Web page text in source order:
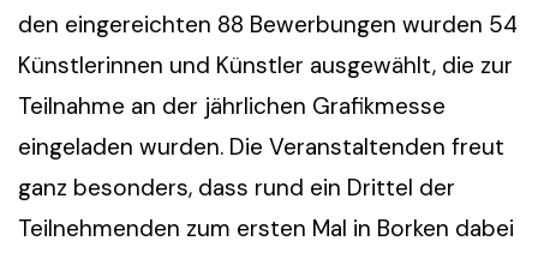
den eingereichten 88 Bewerbungen wurden 54
Künstlerinnen und Künstler ausgewählt, die zur
Teilnahme an der jährlichen Grafikmesse
eingeladen wurden. Die Veranstaltenden freut
ganz besonders, dass rund ein Drittel der
Teilnehmenden zum ersten Mal in Borken dabei